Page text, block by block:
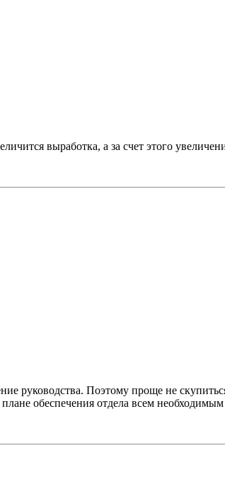
выработка, а за счет этого
руководства. Поэтому проще не
обеспечения отдела всем необходимым